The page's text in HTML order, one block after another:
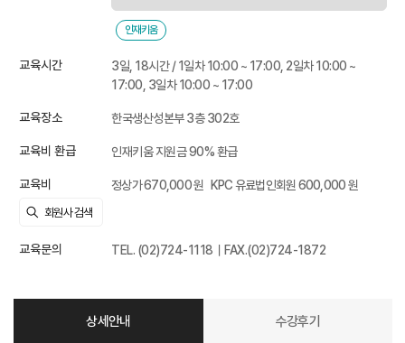
인재키움
교육시간
3일, 18시간 / 1일차 10:00 ~ 17:00, 2일차 10:00 ~
17:00, 3일차 10:00 ~ 17:00
교육장소 한국생산성본부 3층 302호
교육비 환급 인재키움 지원금 90% 환급
교육비 정상가 670,000 원 KPC 유료법인회원 600,000 원
교육문의 TEL. (02)724-1118｜FAX.(02)724-1872
상세안내 수강후기